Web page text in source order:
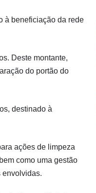
à beneficiação da rede
Deste montante,
do portão do
destinado à
ações de limpeza
como uma gestão
envolvidas.